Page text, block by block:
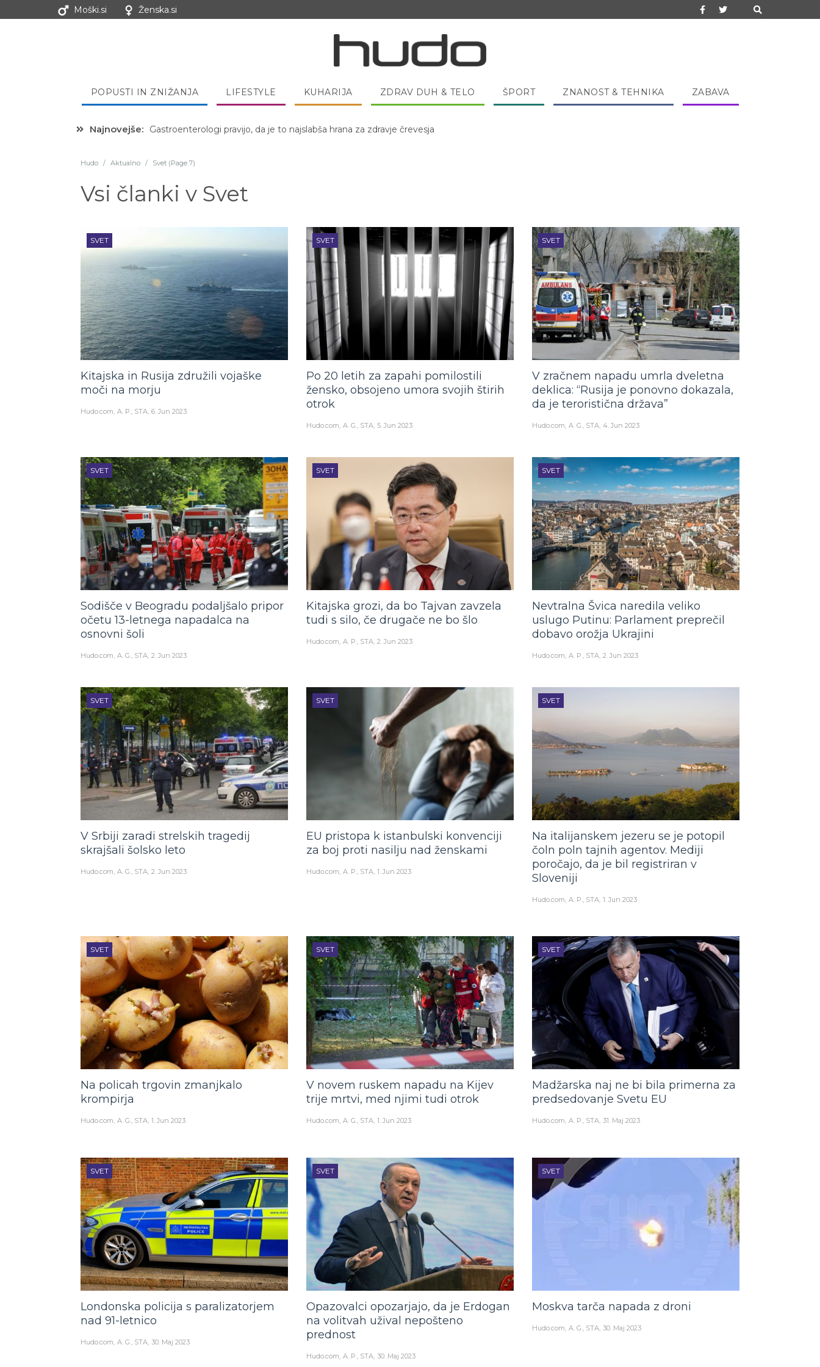
Moški.si Ženska.si
POPUSTI IN ZNIŽANJA LIFESTYLE KUHARIJA ZDRAV DUH & TELO ŠPORT ZNANOST & TEHNIKA ZABAVA
Najnovejše: Hibernacijska dieta: Zakaj je pred spanjem dobro pojesti žlico medu?
Hudo / Aktualno / Svet (Page 7)
Vsi članki v Svet
SVET
Kitajska in Rusija združili vojaške
moči na morju
Hudo.com A. P., STA 6. Jun 2023
SVET
Po 20 letih za zapahi pomilostili
žensko, obsojeno umora svojih štirih
otrok
Hudo.com A. G., STA 5. Jun 2023
SVET
V zračnem napadu umrla dveletna
deklica: “Rusija je ponovno dokazala,
da je teroristična država”
Hudo.com A. G., STA 4. Jun 2023
SVET
Sodišče v Beogradu podaljšalo pripor
očetu 13-letnega napadalca na
osnovni šoli
Hudo.com A. G., STA 2. Jun 2023
SVET
Kitajska grozi, da bo Tajvan zavzela
tudi s silo, če drugače ne bo šlo
Hudo.com A. P., STA 2. Jun 2023
SVET
Nevtralna Švica naredila veliko
uslugo Putinu: Parlament preprečil
dobavo orožja Ukrajini
Hudo.com A. P., STA 2. Jun 2023
SVET
V Srbiji zaradi strelskih tragedij
skrajšali šolsko leto
Hudo.com A. G., STA 2. Jun 2023
SVET
EU pristopa k istanbulski konvenciji
za boj proti nasilju nad ženskami
Hudo.com A. P., STA 1. Jun 2023
SVET
Na italijanskem jezeru se je potopil
čoln poln tajnih agentov. Mediji
poročajo, da je bil registriran v
Sloveniji
Hudo.com A. P., STA 1. Jun 2023
SVET
Na policah trgovin zmanjkalo
krompirja
Hudo.com A. G., STA 1. Jun 2023
SVET
V novem ruskem napadu na Kijev
trije mrtvi, med njimi tudi otrok
Hudo.com A. G., STA 1. Jun 2023
SVET
Madžarska naj ne bi bila primerna za
predsedovanje Svetu EU
Hudo.com A. P., STA 31. Maj 2023
SVET
Londonska policija s paralizatorjem
nad 91-letnico
Hudo.com A. G., STA 30. Maj 2023
SVET
Opazovalci opozarjajo, da je Erdogan
na volitvah užival nepošteno
prednost
Hudo.com A. P., STA 30. Maj 2023
SVET
Moskva tarča napada z droni
Hudo.com A. G., STA 30. Maj 2023